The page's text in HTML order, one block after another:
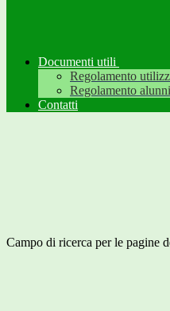
Documenti utili
Regolamento
Regolamento
Contatti
Campo di ricerca per le pagine